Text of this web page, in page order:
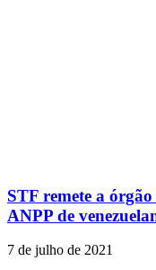
STF remete a
ANPP de
7 de julho de 2021